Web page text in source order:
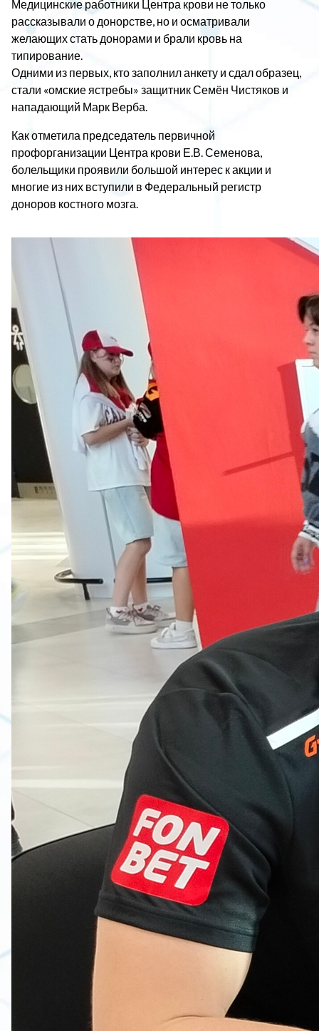
Медицинские работники Центра крови не только
рассказывали о донорстве, но и осматривали
желающих стать донорами и брали кровь на
типирование.
Одними из первых, кто заполнил анкету и сдал образец,
стали «омские ястребы» защитник Семён Чистяков и
нападающий Марк Верба.
Как отметила председатель первичной
профорганизации Центра крови Е.В. Семенова,
болельщики проявили большой интерес к акции и
многие из них вступили в Федеральный регистр
доноров костного мозга.